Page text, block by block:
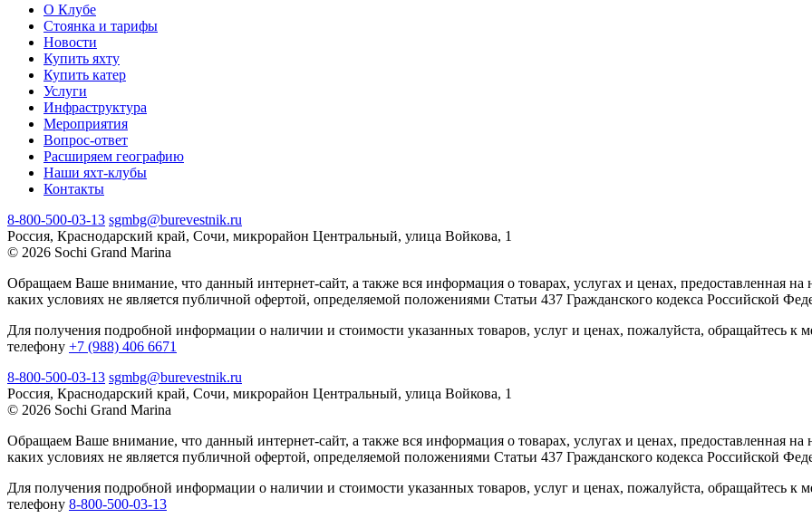
О Клубе
Стоянка и тарифы
Новости
Купить яхту
Купить катер
Услуги
Инфраструктура
Мероприятия
Вопрос-ответ
Расширяем географию
Наши яхт-клубы
Контакты
8-800-500-03-13 sgmbg@burevestnik.ru
Россия, Краснодарский край, Сочи, микрорайон Центральный, улица Войкова, 1
© 2026 Sochi Grand Marina
Обращаем Ваше внимание, что данный интернет-сайт, а также вся информация о товарах, услугах и ценах, предоставленная
каких условиях не является публичной офертой, определяемой положениями Статьи 437 Гражданского кодекса Российской
Для получения подробной информации о наличии и стоимости указанных товаров, услуг и ценах, пожалуйста, обращайтесь
телефону +7 (988) 406 6671
8-800-500-03-13 sgmbg@burevestnik.ru
Россия, Краснодарский край, Сочи, микрорайон Центральный, улица Войкова, 1
© 2026 Sochi Grand Marina
Обращаем Ваше внимание, что данный интернет-сайт, а также вся информация о товарах, услугах и ценах, предоставленная
каких условиях не является публичной офертой, определяемой положениями Статьи 437 Гражданского кодекса Российской
Для получения подробной информации о наличии и стоимости указанных товаров, услуг и ценах, пожалуйста, обращайтесь
телефону 8-800-500-03-13